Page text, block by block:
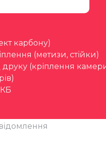
карбону)
(метизи, стійки)
(кріплення